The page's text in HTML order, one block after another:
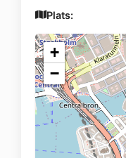
Plats:
+
−